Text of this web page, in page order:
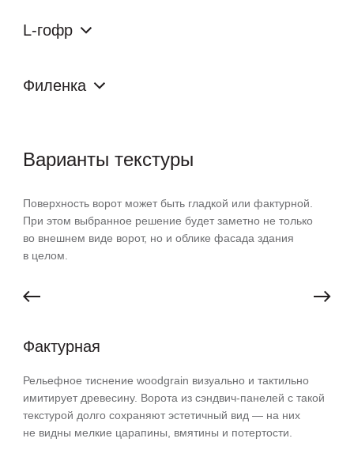
L-гофр
Филенка
Варианты текстуры
Поверхность ворот может быть гладкой или фактурной.
При этом выбранное решение будет заметно не только
во внешнем виде ворот, но и облике фасада здания
в целом.
Фактурная
Рельефное тиснение woodgrain визуально и тактильно
имитирует древесину. Ворота из сэндвич-панелей с такой
текстурой долго сохраняют эстетичный вид — на них
не видны мелкие царапины, вмятины и потертости.